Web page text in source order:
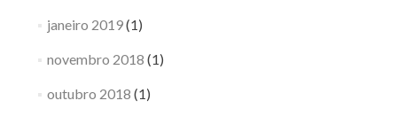
janeiro 2019(1)
novembro 2018 (1)
outubro 2018 (1)